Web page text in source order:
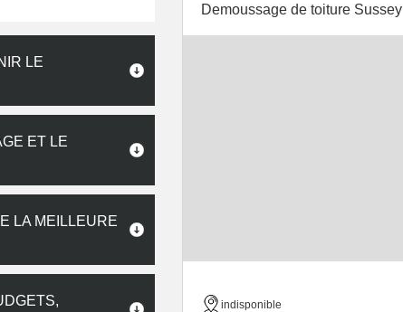
LE
ET LE
LA MEILLEURE
Demoussage de toiture Sussey
indisponible